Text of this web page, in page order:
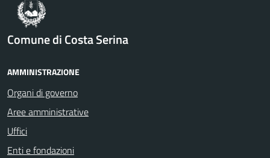
Comune di Costa Serina
AMMINISTRAZIONE
Organi di governo
Aree amministrative
Uffici
Enti e fondazioni